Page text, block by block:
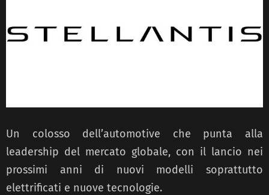
Un colosso dell’automotive che punta alla
leadership del mercato globale, con il lancio nei
prossimi anni di nuovi modelli soprattutto
elettrificati e nuove tecnologie.